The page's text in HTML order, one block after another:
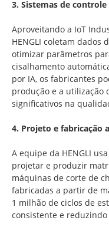
3. Sistemas de
Aproveitando a IoT
HENGLI coletam dados
otimizar parâmetros
cisalhamento
por IA, os fabricantes
produção e a utilização
significativos na
4. Projeto e fabricação
A equipe da HENGLI
projetar e produzir
máquinas de corte de
fabricadas a partir de
1 milhão de ciclos de
consistente e